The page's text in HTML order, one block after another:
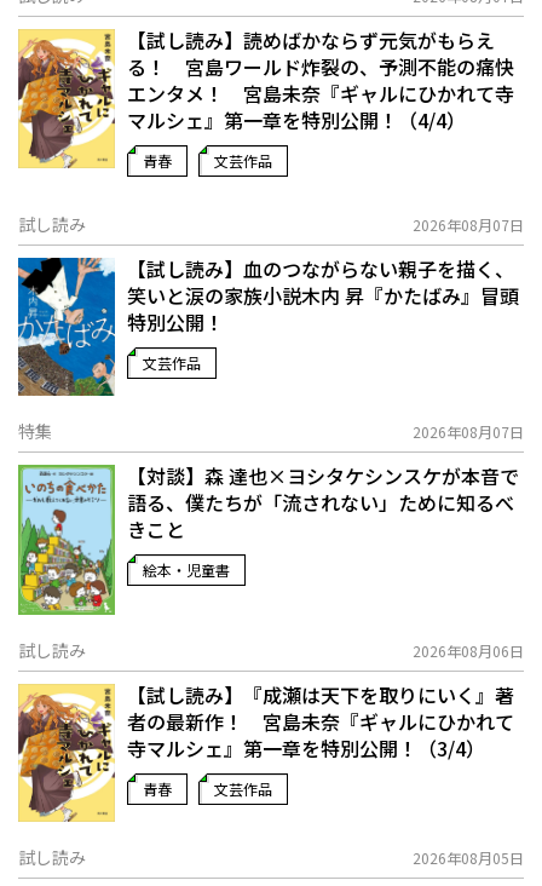
【試し読み】読めばかならず元気がもらえ
る！ 宮島ワールド炸裂の、予測不能の痛快
エンタメ！ 宮島未奈『ギャルにひかれて寺
マルシェ』第一章を特別公開！（4/4）
青春 文芸作品
試し読み 2026年08月07日
【試し読み】血のつながらない親子を描く、
笑いと涙の家族小説――木内 昇『かたばみ』冒頭
特別公開！
文芸作品
特集 2026年08月07日
【対談】森 達也×ヨシタケシンスケが本音で
語る、僕たちが「流されない」ために知るべ
きこと
絵本・児童書
試し読み 2026年08月06日
【試し読み】『成瀬は天下を取りにいく』著
者の最新作！ 宮島未奈『ギャルにひかれて
寺マルシェ』第一章を特別公開！（3/4）
青春 文芸作品
試し読み 2026年08月05日